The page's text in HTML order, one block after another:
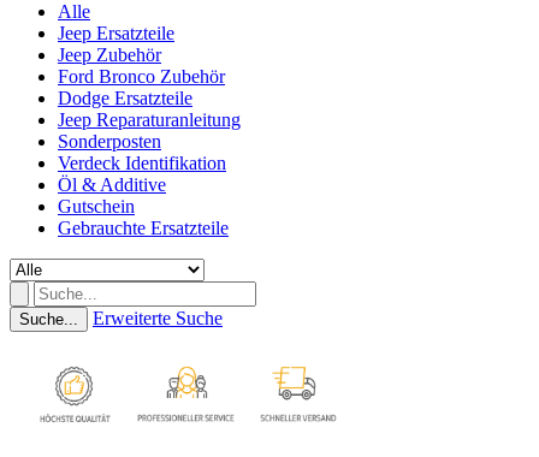
Alle
Jeep Ersatzteile
Jeep Zubehör
Ford Bronco Zubehör
Dodge Ersatzteile
Jeep Reparaturanleitung
Sonderposten
Verdeck Identifikation
Öl & Additive
Gutschein
Gebrauchte Ersatzteile
Suche... Erweiterte Suche